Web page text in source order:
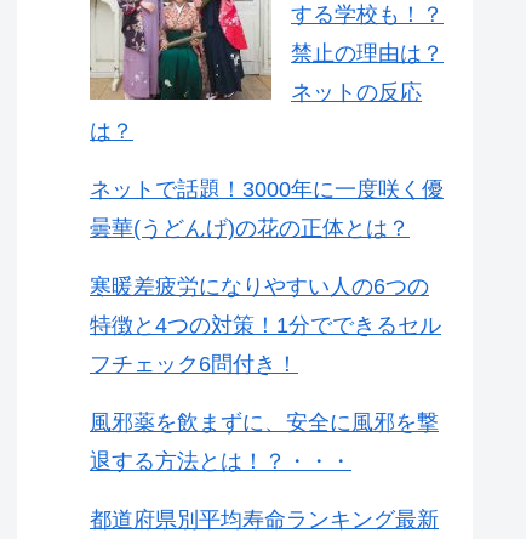
する学校も！？
禁止の理由は？
ネットの反応
は？
ネットで話題！3000年に一度咲く優
曇華(うどんげ)の花の正体とは？
寒暖差疲労になりやすい人の6つの
特徴と4つの対策！1分でできるセル
フチェック6問付き！
風邪薬を飲まずに、安全に風邪を撃
退する方法とは！？・・・
都道府県別平均寿命ランキング最新